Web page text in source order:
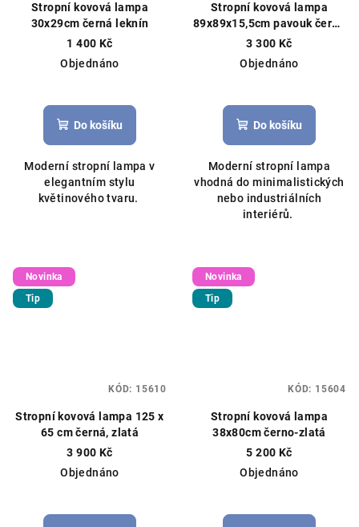
Stropní kovová lampa
30x29cm černá leknín
1 400 Kč
Objednáno
Do košíku
Moderní stropní lampa v
elegantním stylu
květinového tvaru.
Stropní kovová lampa
89x89x15,5cm pavouk černo
-zlatá
3 300 Kč
Objednáno
Do košíku
Moderní stropní lampa
vhodná do minimalistických
nebo industriálních
interiérů.
Novinka
Tip
Stropní kovová lampa 125 x
65 cm černá, zlatá
3 900 Kč
Objednáno
KÓD: 15610
Novinka
Tip
Stropní kovová lampa
38x80cm černo-zlatá
5 200 Kč
Objednáno
KÓD: 15604